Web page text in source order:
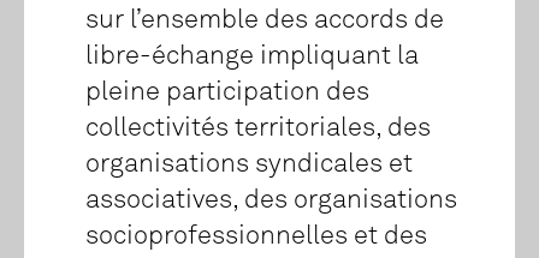
sur l’ensemble des accords de
libre-échange impliquant la
pleine participation des
collectivités territoriales, des
organisations syndicales et
associatives, des organisations
socioprofessionnelles et des